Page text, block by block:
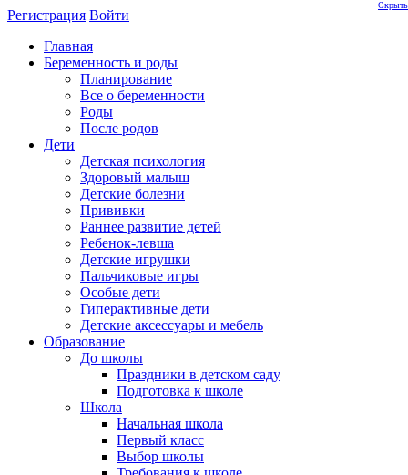
Регистрация Войти
Главная
Беременность и роды
Планирование
Все о беременности
Роды
После родов
Дети
Детская психология
Здоровый малыш
Детские болезни
Прививки
Раннее развитие детей
Ребенок-левша
Детские игрушки
Пальчиковые игры
Особые дети
Гиперактивные дети
Детские аксессуары и мебель
Образование
До школы
Праздники в детском саду
Подготовка к школе
Школа
Начальная школа
Первый класс
Выбор школы
Скрыть